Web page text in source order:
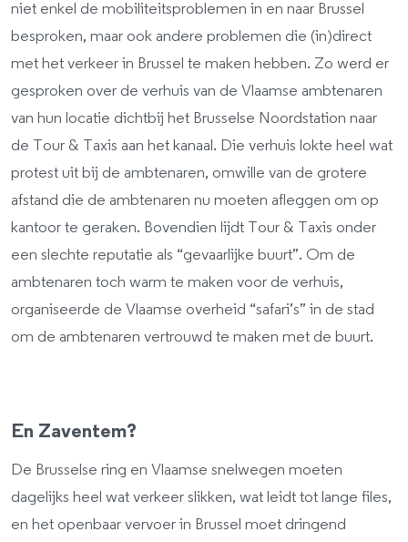
niet enkel de mobiliteitsproblemen in en naar Brussel
besproken, maar ook andere problemen die (in)direct
met het verkeer in Brussel te maken hebben. Zo werd er
gesproken over de verhuis van de Vlaamse ambtenaren
van hun locatie dichtbij het Brusselse Noordstation naar
de Tour & Taxis aan het kanaal. Die verhuis lokte heel wat
protest uit bij de ambtenaren, omwille van de grotere
afstand die de ambtenaren nu moeten afleggen om op
kantoor te geraken. Bovendien lijdt Tour & Taxis onder
een slechte reputatie als “gevaarlijke buurt”. Om de
ambtenaren toch warm te maken voor de verhuis,
organiseerde de Vlaamse overheid “safari’s” in de stad
om de ambtenaren vertrouwd te maken met de buurt.
En Zaventem?
De Brusselse ring en Vlaamse snelwegen moeten
dagelijks heel wat verkeer slikken, wat leidt tot lange files,
en het openbaar vervoer in Brussel moet dringend